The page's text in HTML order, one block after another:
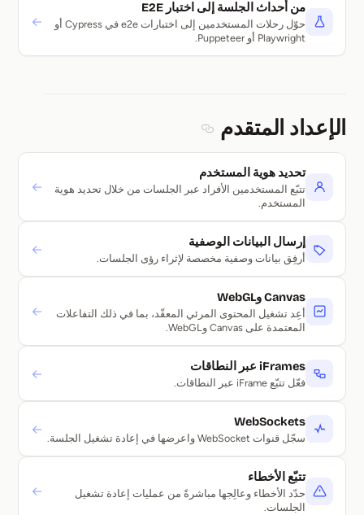
من أحداث الجلسة إلى اختبار E2E
حوّل رحلات المستخدمين إلى اختبارات e2e في Cypress أو
Playwright أو Puppeteer.
→
الإعداد المتقدم
تحديد هوية المستخدم
تتبّع المستخدمين الأفراد عبر الجلسات من خلال تحديد هوية
المستخدم.
→
إرسال البيانات الوصفية
أرفِق بيانات وصفية مخصصة لإثراء رؤى الجلسات.
→
Canvas وWebGL
أعِد تشغيل المحتوى المرئي المعقّد، بما في ذلك التفاعلات
المعتمدة على Canvas وWebGL.
→
iFrames عبر النطاقات
فعّل تتبّع iFrame عبر النطاقات.
→
WebSockets
سجّل قنوات WebSocket واعرضها في إعادة تشغيل الجلسة.
→
تتبّع الأخطاء
حدّد الأخطاء وعالِجها مباشرةً من عمليات إعادة تشغيل
الجلسات.
→